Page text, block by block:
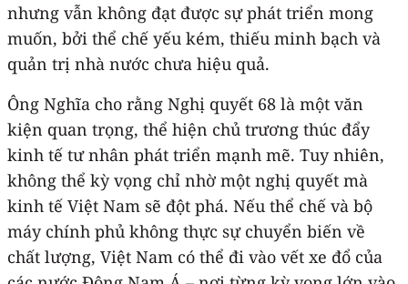
nhưng vẫn không đạt được sự phát triển mong
muốn, bởi thể chế yếu kém, thiếu minh bạch và
quản trị nhà nước chưa hiệu quả.
Ông Nghĩa cho rằng Nghị quyết 68 là một văn
kiện quan trọng, thể hiện chủ trương thúc đẩy
kinh tế tư nhân phát triển mạnh mẽ. Tuy nhiên,
không thể kỳ vọng chỉ nhờ một nghị quyết mà
kinh tế Việt Nam sẽ đột phá. Nếu thể chế và bộ
máy chính phủ không thực sự chuyển biến về
chất lượng, Việt Nam có thể đi vào vết xe đổ của